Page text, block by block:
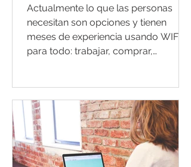
Actualmente lo que las personas
necesitan son opciones y tienen
meses de experiencia usando WIFI
para todo: trabajar, comprar,